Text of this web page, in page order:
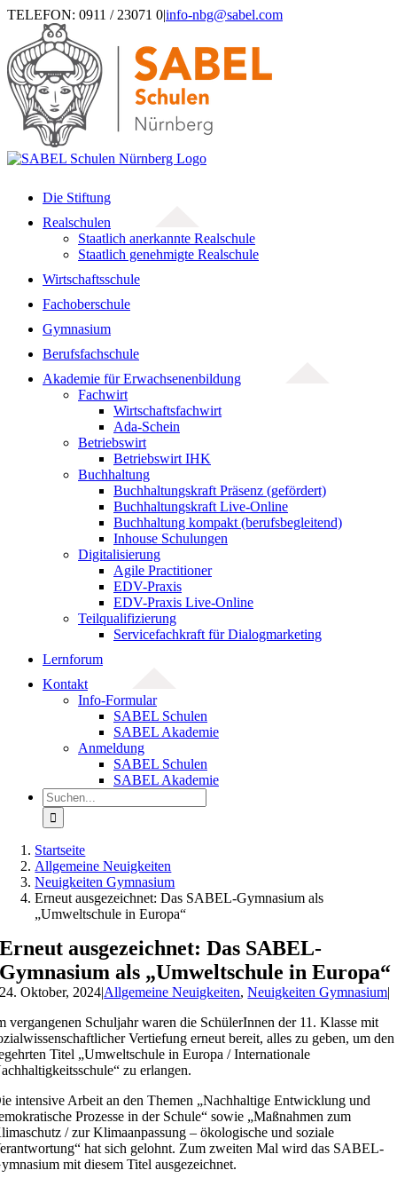
Zum
springen
TELEFON: 0911 / 23071 0|info-nbg@sabel.com
Die Stiftung
Realschulen
Staatlich anerkannte Realschule
Staatlich genehmigte Realschule
Wirtschaftsschule
Fachoberschule
Gymnasium
Berufsfachschule
Akademie für Erwachsenenbildung
Fachwirt
Wirtschaftsfachwirt
Ada-Schein
Betriebswirt
Betriebswirt IHK
Buchhaltung
Buchhaltungskraft Präsenz (gefördert)
Buchhaltungskraft Live-Online
Buchhaltung kompakt (berufsbegleitend)
Inhouse Schulungen
Digitalisierung
Agile Practitioner
EDV-Praxis
EDV-Praxis Live-Online
Teilqualifizierung
Servicefachkraft für Dialogmarketing
Lernforum
Kontakt
Info-Formular
SABEL Schulen
SABEL Akademie
Anmeldung
SABEL Schulen
SABEL Akademie
Suche
nach:
Startseite
Allgemeine Neuigkeiten
Neuigkeiten Gymnasium
Erneut ausgezeichnet: Das SABEL-Gymnasium als
„Umweltschule in Europa“
Erneut ausgezeichnet: Das SABEL-
Gymnasium als „Umweltschule in Europa“
24. Oktober, 2024|Allgemeine Neuigkeiten,Neuigkeiten Gymnasium|
vergangenen Schuljahr waren die SchülerInnen der 11. Klasse mit
Vertiefung erneut bereit, alles zu geben, um den
Titel „Umweltschule in Europa / Internationale
zu erlangen.
intensive Arbeit an den Themen „Nachhaltige Entwicklung und
Prozesse in der Schule“ sowie „Maßnahmen zum
/ zur Klimaanpassung – ökologische und soziale
hat sich gelohnt. Zum zweiten Mal wird das SABEL-
mit diesem Titel ausgezeichnet.